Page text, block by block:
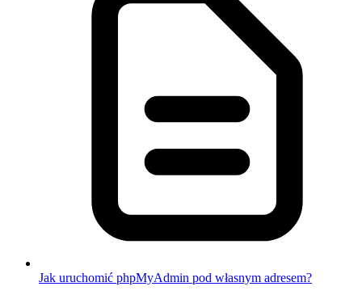
Jak uruchomić phpMyAdmin pod własnym adresem?